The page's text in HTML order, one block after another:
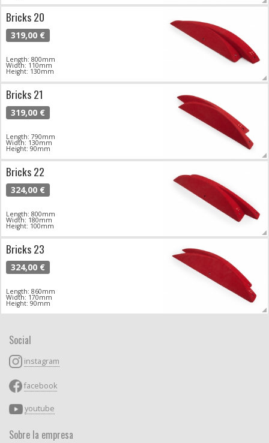
Bricks 20
319,00 €
Length: 800mm
Width: 110mm
Height: 130mm
Bricks 21
319,00 €
Length: 790mm
Width: 130mm
Height: 90mm
Bricks 22
324,00 €
Length: 800mm
Width: 180mm
Height: 100mm
Bricks 23
324,00 €
Length: 860mm
Width: 170mm
Height: 90mm
Social
instagram
facebook
youtube
Sobre la empresa